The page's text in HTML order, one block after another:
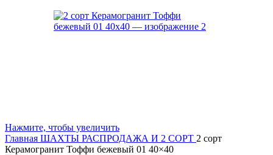
Нажмите, чтобы увеличить
Главная ШАХТЫ РАСПРОДАЖА И 2 СОРТ 2 сорт
Керамогранит Тоффи бежевый 01 40×40